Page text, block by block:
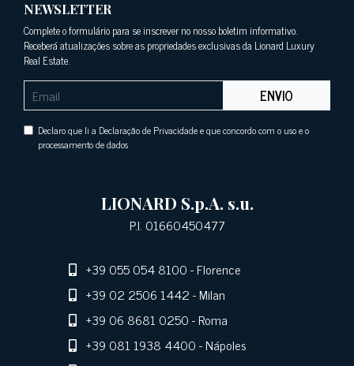
NEWSLETTER
Complete o formulário para se inscrever no nosso boletim informativo.
Receberá atualizações sobre as propriedades exclusivas da Lionard Luxury
Real Estate.
ENVIO
Declaro que li a Declaração de Privacidade e que concordo com o uso e o
processamento de dados
LIONARD S.p.A. s.u.
P.I. 01660450477
+39 055 054 8100- Florence
+39 02 2506 1442- Milan
+39 06 8681 0250- Roma
+39 081 1938 4400- Nápoles